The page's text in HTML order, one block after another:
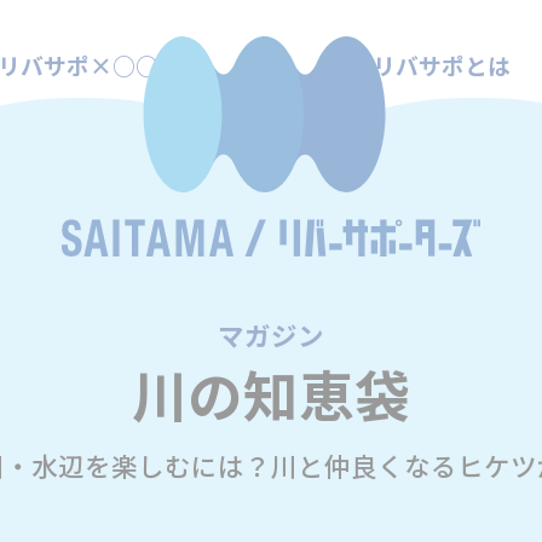
バサポ×○○ リバサポとは
マガジン
/
川の知恵袋
水辺を楽しむには？川と仲良くなるヒケ